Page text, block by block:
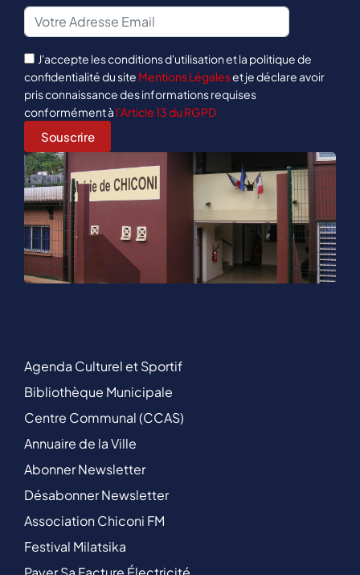
J'accepte les conditions d'utilisation et la politique de
confidentialité du site Mentions Légaleset je déclare avoir
pris connaissance des informations requises
conformément à l’Article 13 du RGPD
Agenda Culturel et Sportif
Bibliothèque Municipale
Centre Communal (CCAS)
Annuaire de la Ville
Abonner Newsletter
Désabonner Newsletter
Association Chiconi FM
Festival Milatsika